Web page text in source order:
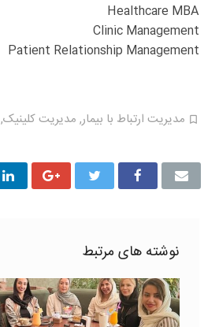
Healthcare MBA
Clinic Management
Patient Relationship Management
مدیریت ارتباط با بیمار, مدیریت کلینیک,
نوشته های مرتبط